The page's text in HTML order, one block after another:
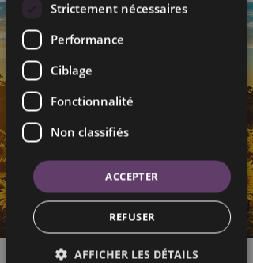
Strictement nécessaires
Performance
Ciblage
Fonctionnalité
Non classifiés
ACCEPTER
REFUSER
AFFICHER LES DÉTAILS